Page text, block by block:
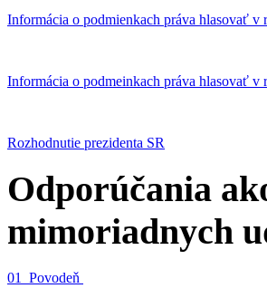
Informácia o podmienkach práva hlasovať v
Informácia o podmeinkach práva hlasovať
Rozhodnutie prezidenta SR
Odporúčania
mimoriadnych
01_Povodeň